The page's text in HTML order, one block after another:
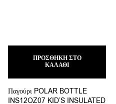
ΠΡΟΣΘΉΚΗ ΣΤΟ
ΚΑΛΆΘΙ
Παγούρι POLAR BOTTLE
INS12OZ07 KID’S INSULATED